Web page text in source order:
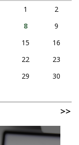
1
2
8
9
15
16
22
23
29
30